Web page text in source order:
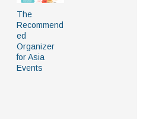
The
Recommend
ed
Organizer
for Asia
Events